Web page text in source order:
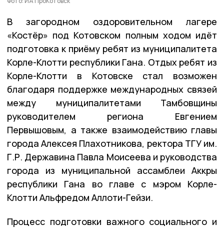
В загородном оздоровительном лагере
«Костёр» под Котовском полным ходом идёт
подготовка к приёму ребят из муниципалитета
Корле-Клотти республики Гана. Отдых ребят из
Корле-Клотти в Котовске стал возможен
благодаря поддержке международных связей
между муниципалитетами Тамбовщины
руководителем региона Евгением
Первышовым, а также взаимодействию главы
города Алексея Плахотникова, ректора ТГУ им.
Г.Р. Державина Павла Моисеева и руководства
города из муниципальной ассамблеи Аккры
республики Гана во главе с мэром Корле-
Клотти Альфредом Аллоти-Гейзи.
Процесс подготовки важного социального и